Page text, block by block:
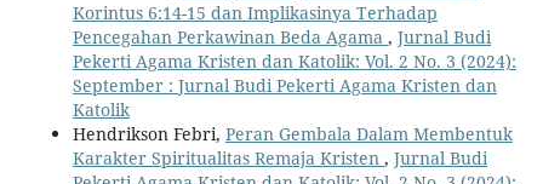
Korintus 6:14-15 dan Implikasinya Terhadap
Pencegahan Perkawinan Beda Agama , Jurnal Budi
Pekerti Agama Kristen dan Katolik: Vol. 2 No. 3 (2024):
September : Jurnal Budi Pekerti Agama Kristen dan
Katolik
Hendrikson Febri, Peran Gembala Dalam Membentuk
Karakter Spiritualitas Remaja Kristen , Jurnal Budi